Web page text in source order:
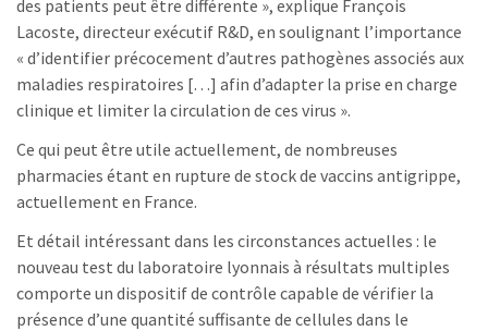
des patients peut être différente », explique François
Lacoste, directeur exécutif R&D, en soulignant l’importance
« d’identifier précocement d’autres pathogènes associés aux
maladies respiratoires […] afin d’adapter la prise en charge
clinique et limiter la circulation de ces virus ».
Ce qui peut être utile actuellement, de nombreuses
pharmacies étant en rupture de stock de vaccins antigrippe,
actuellement en France.
Et détail intéressant dans les circonstances actuelles : le
nouveau test du laboratoire lyonnais à résultats multiples
comporte un dispositif de contrôle capable de vérifier la
présence d’une quantité suffisante de cellules dans le